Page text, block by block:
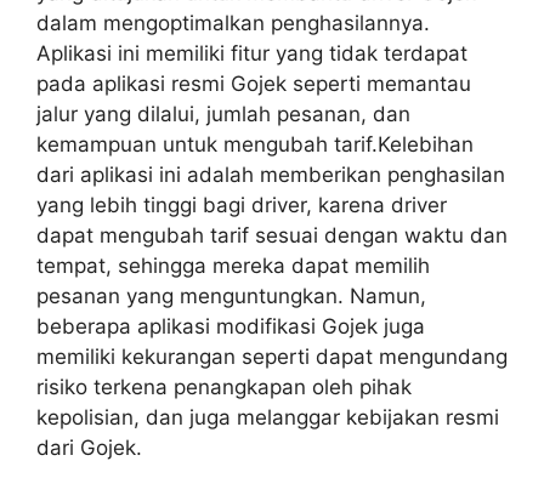
dalam mengoptimalkan penghasilannya.
Aplikasi ini memiliki fitur yang tidak terdapat
pada aplikasi resmi Gojek seperti memantau
jalur yang dilalui, jumlah pesanan, dan
kemampuan untuk mengubah tarif.Kelebihan
dari aplikasi ini adalah memberikan penghasilan
yang lebih tinggi bagi driver, karena driver
dapat mengubah tarif sesuai dengan waktu dan
tempat, sehingga mereka dapat memilih
pesanan yang menguntungkan. Namun,
beberapa aplikasi modifikasi Gojek juga
memiliki kekurangan seperti dapat mengundang
risiko terkena penangkapan oleh pihak
kepolisian, dan juga melanggar kebijakan resmi
dari Gojek.